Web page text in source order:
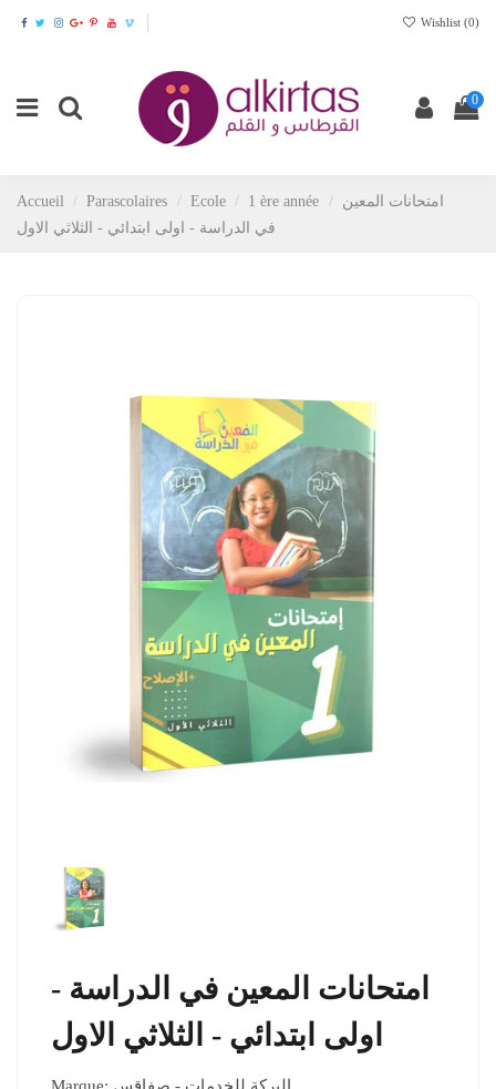
Wishlist (0)
0
Accueil Parascolaires Ecole 1 ère année
امتحانات المعين
في الدراسة - اولى ابتدائي - الثلاثي الاول
امتحانات المعين في الدراسة -
اولى ابتدائي - الثلاثي الاول